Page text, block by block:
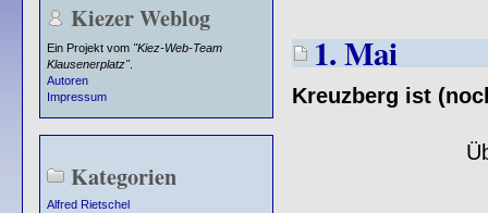
Kiezer Weblog
Ein Projekt vom "Kiez-Web-Team
Klausenerplatz".
Autoren
Impressum
Kategorien
Alfred Rietschel
1. Mai
Kreuzberg ist